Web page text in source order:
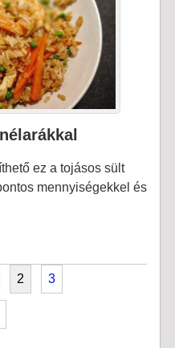
ez a tojásos sült
mennyiségekkel és
2 3